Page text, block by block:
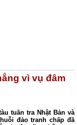
vì vụ đâm
tuần tra Nhật Bản và
đảo tranh chấp đã